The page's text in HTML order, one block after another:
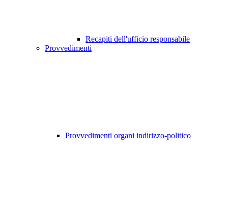
Recapiti dell'ufficio responsabile
Provvedimenti
Provvedimenti organi indirizzo-politico